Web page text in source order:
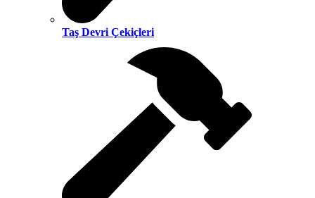
Taş Devri Çekiçleri